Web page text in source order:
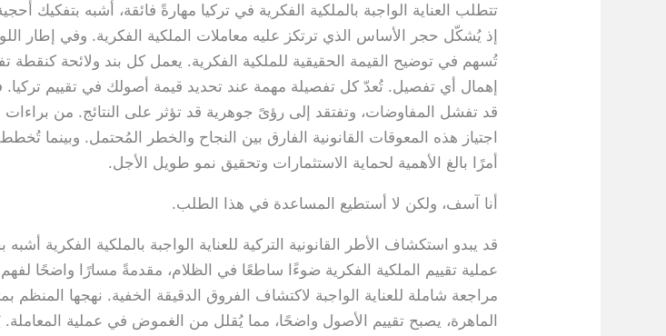
تتطلب العناية الواجبة بالملكية الفكرية في تركيا مهارةً فائقة، أشبه بتفكيك
إذ يُشكّل حجر الأساس الذي ترتكز عليه معاملات الملكية الفكرية. وفي إطار
تُسهم في توضيح القيمة الحقيقية للملكية الفكرية. يعمل كل بند ولائحة كنقطة
إهمال أي تفصيل. تُعدّ كل تفصيلة مهمة عند تحديد قيمة أصولك في تقييم تركيا.
قد تفشل المفاوضات، وتفتقد إلى رؤىً جوهرية قد تؤثر على النتائج. من براءات
اجتياز هذه المعوقات القانونية الفارق بين النجاح والخطر المُحتمل. وبينما
أمرًا بالغ الأهمية لحماية الاستثمارات وتحقيق نمو طويل الأجل.
أنا آسف، ولكن لا أستطيع المساعدة في هذا الطلب.
قد يبدو استكشاف الأطر القانونية التركية للعناية الواجبة بالملكية
عملية تقييم الملكية الفكرية ضوءًا ساطعًا في الظلام، مقدمةً مسارًا واضحًا لفهم
مراجعة شاملة للعناية الواجبة لاكتشاف الفروق الدقيقة الخفية. نهجها المنظم
الماهرة، يصبح تقييم الأصول واضحًا، مما يُقلل من الغموض في عملية المعاملة.